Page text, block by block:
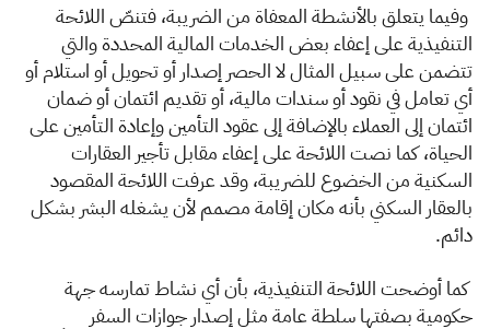
وفيما يتعلق بالأنشطة المعفاة من الضريبة، فتنصّ اللائحة
التنفيذية على إعفاء بعض الخدمات المالية المحددة والتي
تتضمن على سبيل المثال لا الحصر إصدار أو تحويل أو استلام أو
أي تعامل في نقود أو سندات مالية، أو تقديم ائتمان أو ضمان
ائتمان إلى العملاء بالإضافة إلى عقود التأمين وإعادة التأمين على
الحياة، كما نصت اللائحة على إعفاء مقابل تأجير العقارات
السكنية من الخضوع للضريبة، وقد عرفت اللائحة المقصود
بالعقار السكني بأنه مكان إقامة مصمم لأن يشغله البشر بشكل
دائم.
كما أوضحت اللائحة التنفيذية، بأن أي نشاط تمارسه جهة
حكومية بصفتها سلطة عامة مثل إصدار جوازات السفر